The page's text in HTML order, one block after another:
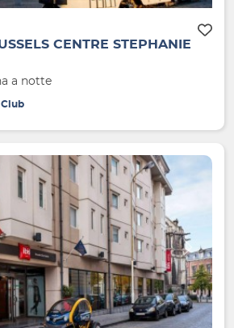
CENTRE STEPHANIE
a notte
Avanti